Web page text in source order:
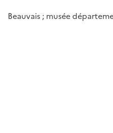
Beauvais ; musée